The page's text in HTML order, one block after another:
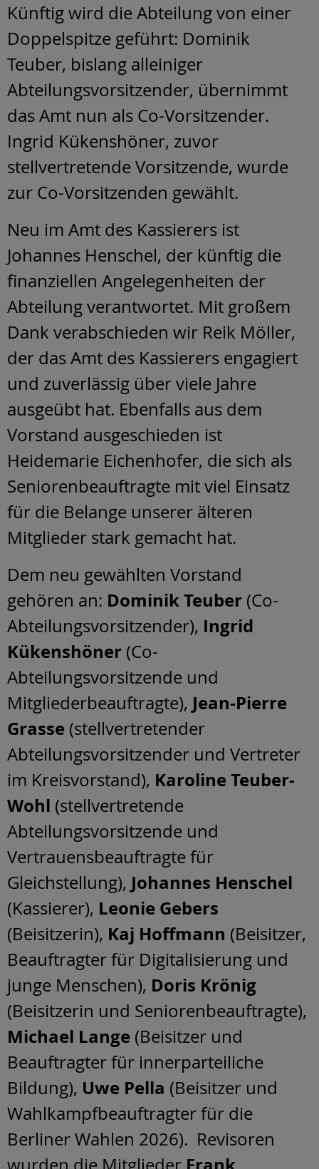
Künftig wird die Abteilung von einer
Doppelspitze geführt: Dominik
Teuber, bislang alleiniger
Abteilungsvorsitzender, übernimmt
das Amt nun als Co-Vorsitzender.
Ingrid Kükenshöner, zuvor
stellvertretende Vorsitzende, wurde
zur Co-Vorsitzenden gewählt.
Neu im Amt des Kassierers ist
Johannes Henschel, der künftig die
finanziellen Angelegenheiten der
Abteilung verantwortet. Mit großem
Dank verabschieden wir Reik Möller,
der das Amt des Kassierers engagiert
und zuverlässig über viele Jahre
ausgeübt hat. Ebenfalls aus dem
Vorstand ausgeschieden ist
Heidemarie Eichenhofer, die sich als
Seniorenbeauftragte mit viel Einsatz
für die Belange unserer älteren
Mitglieder stark gemacht hat.
Dem neu gewählten Vorstand
gehören an: Dominik Teuber (Co-
Abteilungsvorsitzender), Ingrid
Kükenshöner (Co-
Abteilungsvorsitzende und
Mitgliederbeauftragte), Jean-Pierre
Grasse (stellvertretender
Abteilungsvorsitzender und Vertreter
im Kreisvorstand), Karoline Teuber-
Wohl (stellvertretende
Abteilungsvorsitzende und
Vertrauensbeauftragte für
Gleichstellung), Johannes Henschel
(Kassierer), Leonie Gebers
(Beisitzerin), Kaj Hoffmann (Beisitzer,
Beauftragter für Digitalisierung und
junge Menschen), Doris Krönig
(Beisitzerin und Seniorenbeauftragte),
Michael Lange (Beisitzer und
Beauftragter für innerparteiliche
Bildung), Uwe Pella (Beisitzer und
Wahlkampfbeauftragter für die
Berliner Wahlen 2026). Revisoren